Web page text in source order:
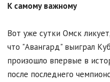
К самому важному
Вот уже сутки Омск
что "Авангард" выиграл
произошло впервые в
после последнего